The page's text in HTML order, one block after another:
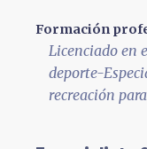
Formación
Licenciado en
deporte-
recreación